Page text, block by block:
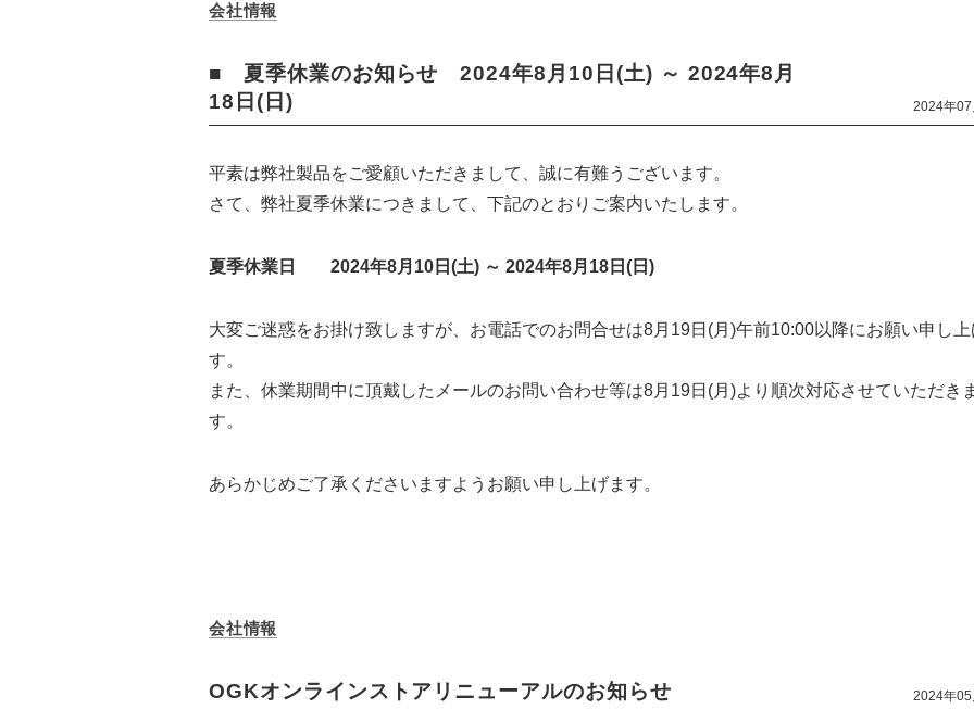
2024年07
会社情報
■ 夏季休業のお知らせ 2024年8月10日(土) ～ 2024年8月
18日(日)
平素は弊社製品をご愛顧いただきまして、誠に有難うございます。
さて、弊社夏季休業につきまして、下記のとおりご案内いたします。
夏季休業日 2024年8月10日(土) ～ 2024年8月18日(日)
大変ご迷惑をお掛け致しますが、お電話でのお問合せは8月19日(月)午前10:00以降にお願い申し上
す。
また、休業期間中に頂戴したメールのお問い合わせ等は8月19日(月)より順次対応させていただきま
す。
あらかじめご了承くださいますようお願い申し上げます。
2024年05
会社情報
OGKオンラインストアリニューアルのお知らせ